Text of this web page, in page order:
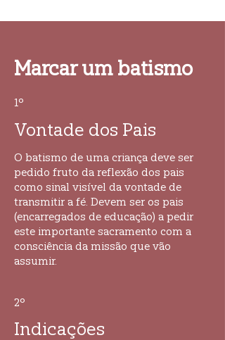
Marcar um batismo
1º
Vontade dos Pais
O batismo de uma criança deve ser
pedido fruto da reflexão dos pais
como sinal visível da vontade de
transmitir a fé. Devem ser os pais
(encarregados de educação) a pedir
este importante sacramento com a
consciência da missão que vão
assumir.
2º
Indicações